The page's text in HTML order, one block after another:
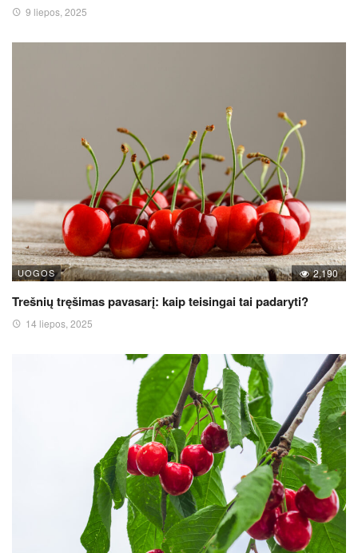
9 liepos, 2025
UOGOS 2,190
Trešnių tręšimas pavasarį: kaip teisingai tai padaryti?
14 liepos, 2025